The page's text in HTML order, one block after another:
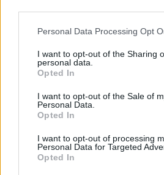
Personal Data Processing Opt
I want to opt-out of the Sharing
personal data.
Opted In
I want to opt-out of the Sale of
Personal Data.
Opted In
I want to opt-out of processing
Personal Data for Targeted
Opted In
Közoktatás
Dolgoznának az egyetem
levelezős hallgatót érinthet a
„Szinte bárhol voltam állásinterjún,
tagozatos hallgató vagyok, egyből húzni
számolt be tapasztalatairól az Eduline-
azonban korántsem egyedi: több